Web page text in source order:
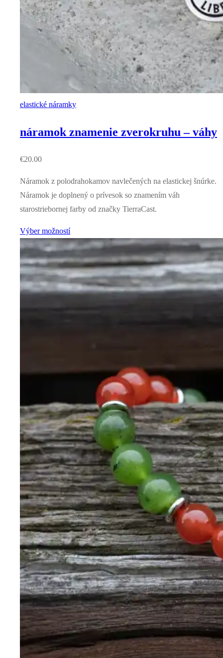
elastické náramky
náramok znamenie zverokruhu – váhy
€20.00
Náramok z polodrahokamov navlečených na elastickej šnúrke.
Náramok je doplnený o prívesok so znamením váh
starostriebornej farby od značky TierraCast.
Výber možností